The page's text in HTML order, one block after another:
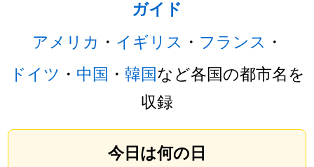
ガイド
アメリカ ・ イギリス ・ フランス ・
ドイツ ・ 中国 ・ 韓国など各国の都市名を
収録
今日は何の日